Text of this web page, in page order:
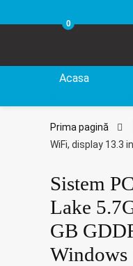
0
Acasa
Prima pagină
WiFi, display 13.3
Sistem
Lake
GB
Windows